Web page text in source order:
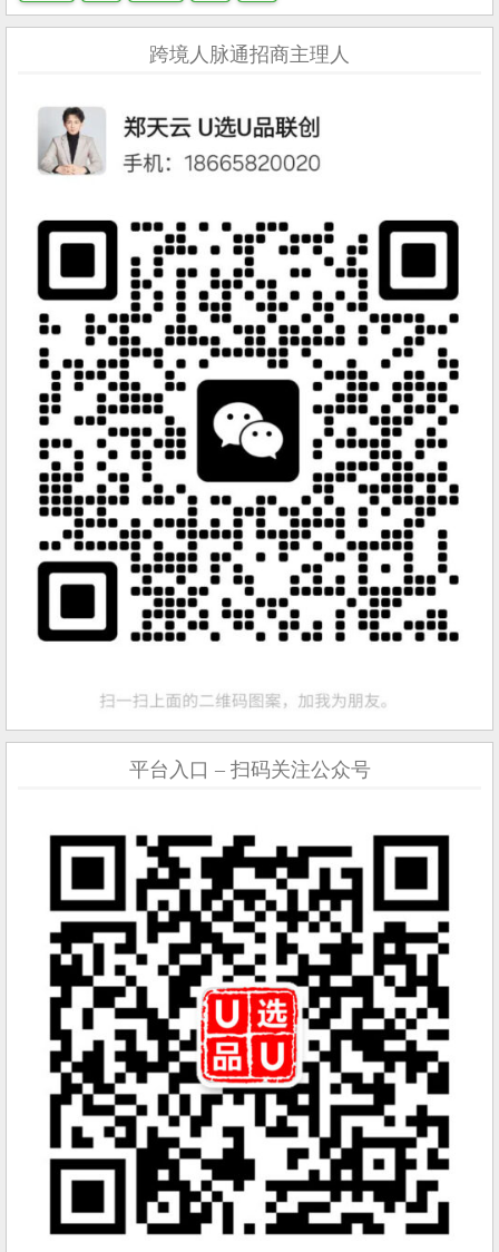
跨境人脉通招商主理人
平台入口 – 扫码关注公众号